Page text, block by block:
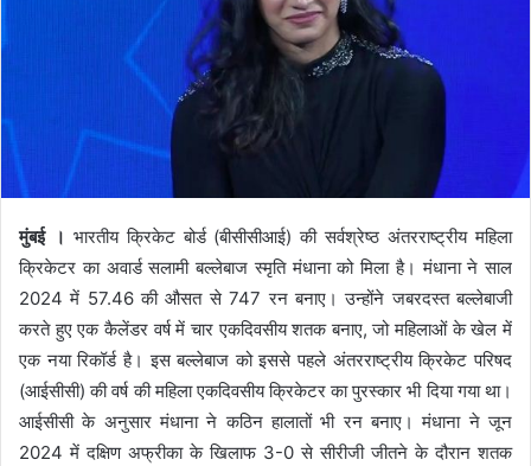
मुंबई । भारतीय क्रिकेट बोर्ड (बीसीसीआई) की सर्वश्रेष्ठ अंतरराष्ट्रीय महिला
क्रिकेटर का अवार्ड सलामी बल्लेबाज स्मृति मंधाना को मिला है। मंधाना ने साल
2024 में 57.46 की औसत से 747 रन बनाए। उन्होंने जबरदस्त बल्लेबाजी
करते हुए एक कैलेंडर वर्ष में चार एकदिवसीय शतक बनाए, जो महिलाओं के खेल में
एक नया रिकॉर्ड है। इस बल्लेबाज को इससे पहले अंतरराष्ट्रीय क्रिकेट परिषद
(आईसीसी) की वर्ष की महिला एकदिवसीय क्रिकेटर का पुरस्कार भी दिया गया था।
आईसीसी के अनुसार मंधाना ने कठिन हालातों भी रन बनाए। मंधाना ने जून
2024 में दक्षिण अफ्रीका के खिलाफ 3-0 से सीरीजी जीतने के दौरान शतक